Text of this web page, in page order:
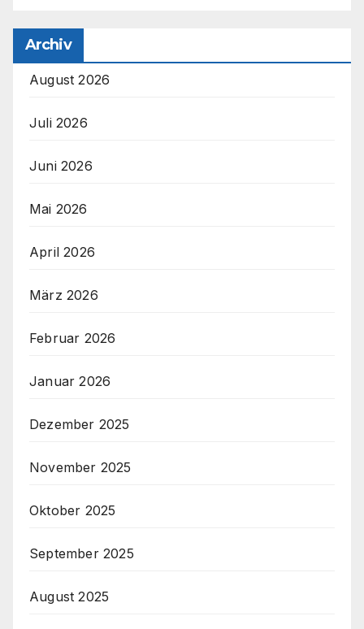
Archiv
August 2026
Juli 2026
Juni 2026
Mai 2026
April 2026
März 2026
Februar 2026
Januar 2026
Dezember 2025
November 2025
Oktober 2025
September 2025
August 2025